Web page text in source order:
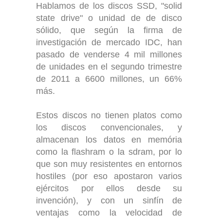
Hablamos de los discos SSD, "solid
state drive" o unidad de de disco
sólido, que según la firma de
investigación de mercado IDC, han
pasado de venderse 4 mil millones
de unidades en el segundo trimestre
de 2011 a 6600 millones, un 66%
más.
Estos discos no tienen platos como
los discos convencionales, y
almacenan los datos en memória
como la flashram o la sdram, por lo
que son muy resistentes en entornos
hostiles (por eso apostaron varios
ejércitos por ellos desde su
invención), y con un sinfín de
ventajas como la velocidad de